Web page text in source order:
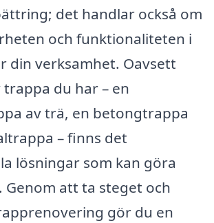
det handlar också om
och funktionaliteten i
din verksamhet. Oavsett
du har – en
av trä, en betongtrappa
– finns det
lösningar som kan göra
Genom att ta steget och
gör du en